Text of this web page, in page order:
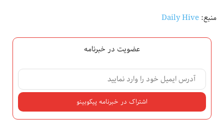
منبع:Daily Hive
عضویت در خبرنامه